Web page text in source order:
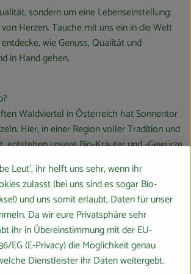
sondern um eine Lebenseinstellung:
Herzen. Tauche mit uns ein in die Welt
wie Genuss, Qualität und
in Hand gehen.
Waldviertel in Österreich hat Sonnentor
Hier, in einer Region voller Tradition und
entstehen unsere Bio-Kräuter und -Gewürze
Betrieb zertifiziert?
nur Bio-Pionier, sondern auch Vorreiter in
Als Gemeinwohl-Ökonomie-Pionier
ihren Erfolg nicht nur finanziell, sondern
Bilanz. Der Betrieb setzt auf nachhaltige
gesamten Wertschöpfungskette und ist
Leut', ihr helft uns sehr, wenn ihr
zulasst (bei uns sind es sogar Bio-
und uns somit erlaubt, Daten für unser
Da wir eure Privatsphäre sehr
ihr in Übereinstimmung mit der EU-
EG (E-Privacy) die Möglichkeit genau
Dienstleister ihr Daten weitergebt.